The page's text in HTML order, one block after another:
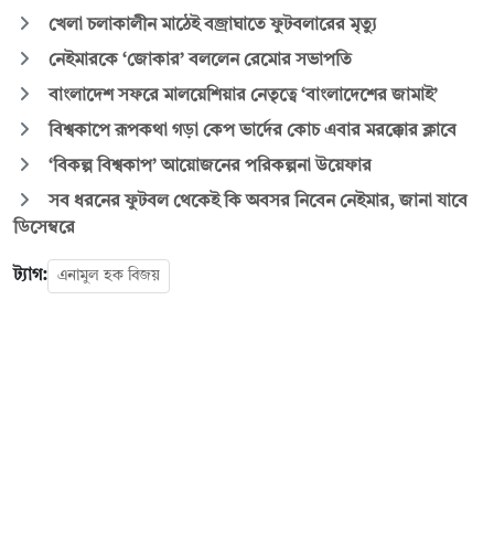
খেলা চলাকালীন মাঠেই বজ্রাঘাতে ফুটবলারের মৃত্যু
নেইমারকে ‘জোকার’ বললেন রেমোর সভাপতি
বাংলাদেশ সফরে মালয়েশিয়ার নেতৃত্বে ‘বাংলাদেশের জামাই’
বিশ্বকাপে রূপকথা গড়া কেপ ভার্দের কোচ এবার মরক্কোর ক্লাবে
‘বিকল্প বিশ্বকাপ’ আয়োজনের পরিকল্পনা উয়েফার
সব ধরনের ফুটবল থেকেই কি অবসর নিবেন নেইমার, জানা যাবে
ডিসেম্বরে
ট্যাগ: এনামুল হক বিজয়